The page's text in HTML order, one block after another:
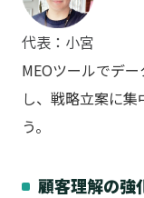
代表：小宮
MEOツールでデ
し、戦略立案に
う。
顧客理解の強